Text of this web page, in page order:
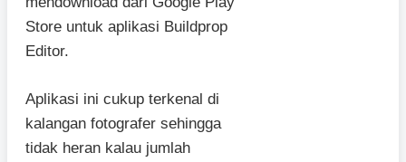
Store untuk aplikasi Buildprop
Editor.
Aplikasi ini cukup terkenal di
kalangan fotografer sehingga
tidak heran kalau jumlah